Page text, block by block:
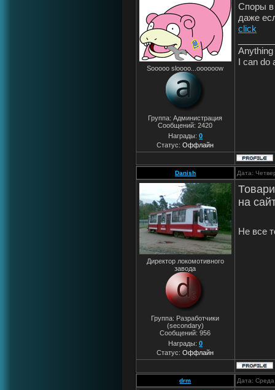
Sooooo sloooo...oooooow
Группа: Администрация
Сообщений:2420
Награды: 0
Статус:Оффлайн
Споры в
даже
click
I can do
Danish Дата:
Директор локомотивного
завода
Группа: Разработчики
(secondary)
Сообщений:956
Награды: 0
Статус:Оффлайн
на
Не все
drm Дата: